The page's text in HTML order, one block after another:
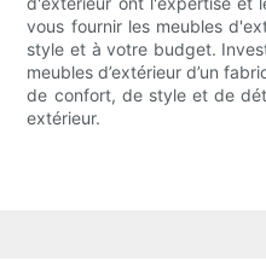
vous fournir les meubles
style et à votre budget.
meubles d’extérieur d’un
de confort, de style et de
extérieur.